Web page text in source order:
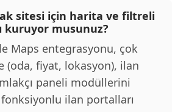
sitesi için harita ve filtreli
kuruyor musunuz?
Maps entegrasyonu, çok
(oda, fiyat, lokasyon), ilan
paneli modüllerini
ilan portalları